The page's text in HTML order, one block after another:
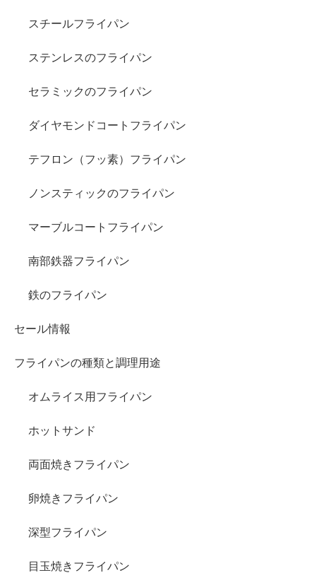
スチールフライパン
ステンレスのフライパン
セラミックのフライパン
ダイヤモンドコートフライパン
テフロン（フッ素）フライパン
ノンスティックのフライパン
マーブルコートフライパン
南部鉄器フライパン
鉄のフライパン
セール情報
フライパンの種類と調理用途
オムライス用フライパン
ホットサンド
両面焼きフライパン
卵焼きフライパン
深型フライパン
目玉焼きフライパン